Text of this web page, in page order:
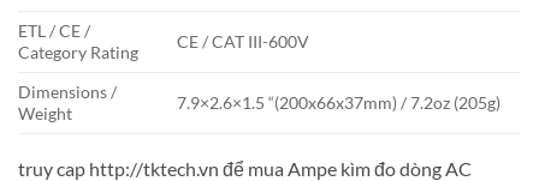
ETL / CE /
Category Rating
CE / CAT III-600V
Dimensions /
Weight
7.9×2.6×1.5 “(200x66x37mm) / 7.2oz (205g)
truy cap http://tktech.vn để mua Ampe kìm đo dòng AC